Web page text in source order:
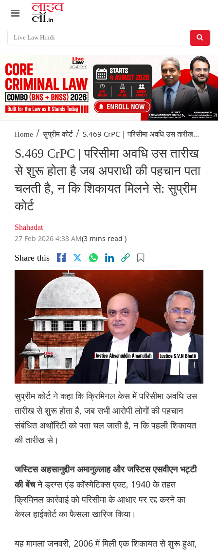
Home / सुप्रीम कोर्ट / S.469 CrPC | परिसीमा अवधि उस तारीख...
S.469 CrPC | परिसीमा अवधि उस तारीख
से शुरू होता है जब अपराधी की पहचान पता
चलती है, न कि शिकायत मिलने से: सुप्रीम
कोर्ट
Shahadat
27 Feb 2026 4:38 AM(3 mins read )
Share this
सुप्रीम कोर्ट ने कहा कि क्रिमिनल केस में परिसीमा अवधि उस
तारीख से शुरू होता है, जब सभी आरोपी लोगों की पहचान
संबंधित अथॉरिटी को पता चल जाती है, न कि पहली शिकायत
की तारीख से।
जस्टिस अहसानुद्दीन अमानुल्लाह और जस्टिस एसवीएन भट्टी
की बेंचने ड्रग्स एंड कॉस्मेटिक्स एक्ट, 1940 के तहत
क्रिमिनल कार्रवाई को परिसीमा के आधार पर रद्द करने का
केरल हाईकोर्ट का फैसला खारिज किया।
यह मामला जनवरी, 2006 में मिली एक शिकायत से शुरू हुआ,